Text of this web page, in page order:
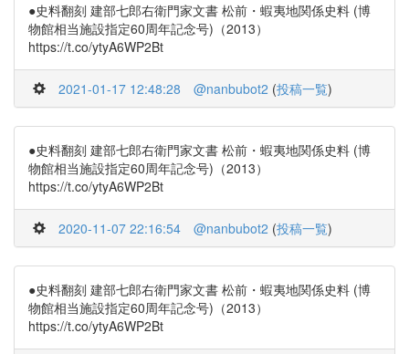
●史料翻刻 建部七郎右衛門家文書 松前・蝦夷地関係史料 (博
物館相当施設指定60周年記念号)（2013）
https://t.co/ytyA6WP2Bt
2021-01-17 12:48:28 @nanbubot2 (投稿一覧)
●史料翻刻 建部七郎右衛門家文書 松前・蝦夷地関係史料 (博
物館相当施設指定60周年記念号)（2013）
https://t.co/ytyA6WP2Bt
2020-11-07 22:16:54 @nanbubot2 (投稿一覧)
●史料翻刻 建部七郎右衛門家文書 松前・蝦夷地関係史料 (博
物館相当施設指定60周年記念号)（2013）
https://t.co/ytyA6WP2Bt